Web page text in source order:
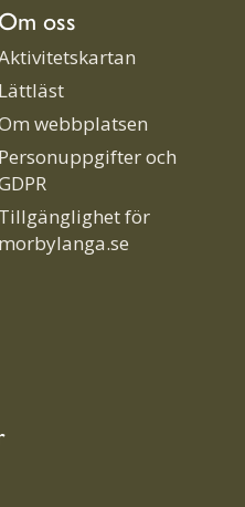
Om oss
Lättläst
webbplatsen
Personuppgifter och
Tillgänglighet för
morbylanga.se